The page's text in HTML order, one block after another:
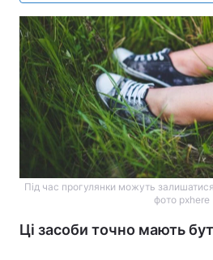
Під час прогулянки можуть
фото pxhere
Ці засоби точно мають